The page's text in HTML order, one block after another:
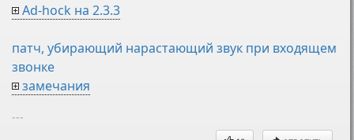
Ad-hock на 2.3.3
патч, убирающий нарастающий звук при входящем
звонке
замечания
---